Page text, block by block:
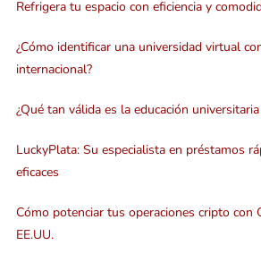
Refrigera tu espacio con eficiencia y
¿Cómo identificar una universidad virtual
internacional?
¿Qué tan válida es la educación
LuckyPlata: Su especialista en préstamos
eficaces
Cómo potenciar tus operaciones cripto con
EE.UU.